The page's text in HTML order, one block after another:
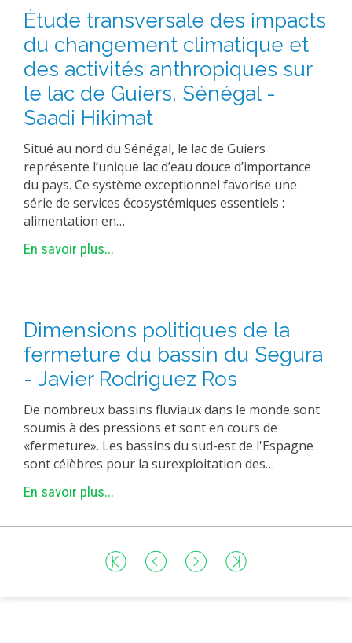
PRODUCTION
MÉTHODES ET OUTILS
LOGICIELS
PUBLICATIONS SUR HAL
THÈSES
WORKING PAPERS
NOTES THÉMATIQUES
Étude transversale des impacts
du changement climatique et
des activités anthropiques sur
le lac de Guiers, Sénégal -
Saadi Hikimat
Situé au nord du Sénégal, le lac de Guiers
représente l’unique lac d’eau douce d’importance
du pays. Ce système exceptionnel favorise une
série de services écosystémiques essentiels :
alimentation en…
En savoir plus...
Dimensions politiques de la
fermeture du bassin du Segura
- Javier Rodriguez Ros
De nombreux bassins fluviaux dans le monde sont
soumis à des pressions et sont en cours de
«fermeture». Les bassins du sud-est de l'Espagne
sont célèbres pour la surexploitation des…
En savoir plus...